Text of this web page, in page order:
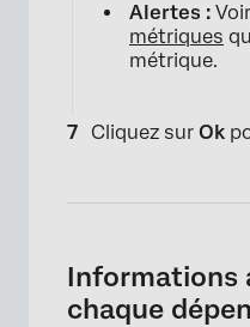
Alertes :
métriques
métrique.
Cliquez sur Ok
Informations
chaque